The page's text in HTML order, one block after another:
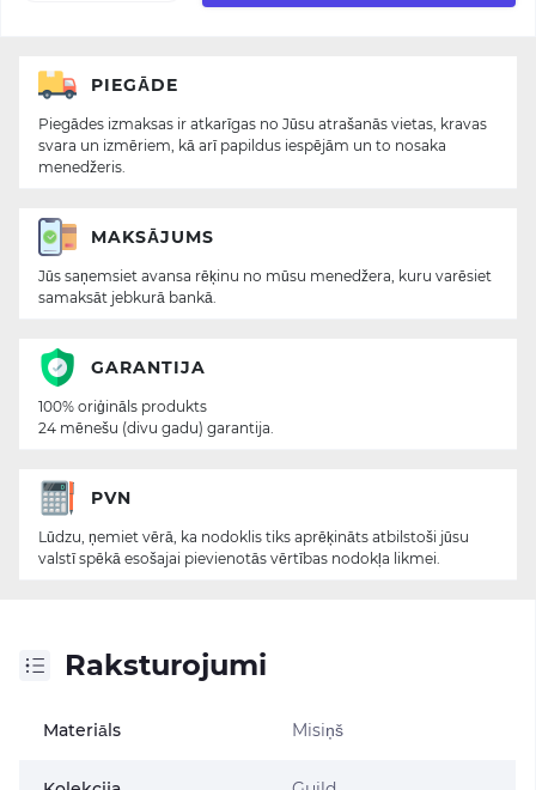
Raksturojumi
Materiāls Misiņš
PIEGĀDE
Piegādes izmaksas ir atkarīgas no Jūsu atrašanās vietas, kravas
svara un izmēriem, kā arī papildus iespējām un to nosaka
menedžeris.
MAKSĀJUMS
Jūs saņemsiet avansa rēķinu no mūsu menedžera, kuru varēsiet
samaksāt jebkurā bankā.
GARANTIJA
100% oriģināls produkts
24 mēnešu (divu gadu) garantija.
PVN
Lūdzu, ņemiet vērā, ka nodoklis tiks aprēķināts atbilstoši jūsu
valstī spēkā esošajai pievienotās vērtības nodokļa likmei.